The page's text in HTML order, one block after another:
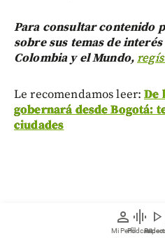
person
Mi Perfil
graphic_eq
Pódcast
play_arrow
Para consultar contenido
sobre sus temas de
Colombia y el Mundo,
Le recomendamos leer:De
gobernará desde Bogotá:
ciudades